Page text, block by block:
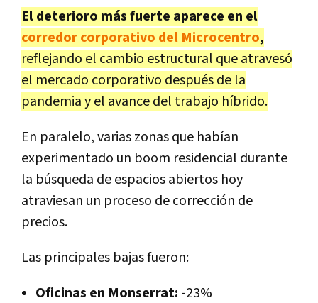
El deterioro más fuerte aparece en el
corredor corporativo del Microcentro,
reflejando el cambio estructural que atravesó
el mercado corporativo después de la
pandemia y el avance del trabajo híbrido.
En paralelo, varias zonas que habían
experimentado un boom residencial durante
la búsqueda de espacios abiertos hoy
atraviesan un proceso de corrección de
precios.
Las principales bajas fueron:
Oficinas en Monserrat: -23%